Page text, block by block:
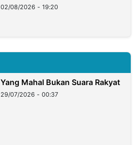
02/08/2026 - 19:20
Yang Mahal Bukan Suara Rakyat
29/07/2026 - 00:37